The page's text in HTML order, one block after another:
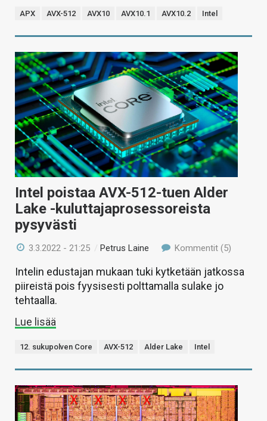
APX AVX-512 AVX10 AVX10.1 AVX10.2 Intel
Intel poistaa AVX-512-tuen Alder
Lake -kuluttajaprosessoreista
pysyvästi
3.3.2022 - 21:25 /Petrus Laine Kommentit (5)
Intelin edustajan mukaan tuki kytketään jatkossa
piireistä pois fyysisesti polttamalla sulake jo
tehtaalla.
Lue lisää
12. sukupolven Core AVX-512 Alder Lake Intel